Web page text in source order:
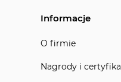
Informacje
O firmie
Nagrody i